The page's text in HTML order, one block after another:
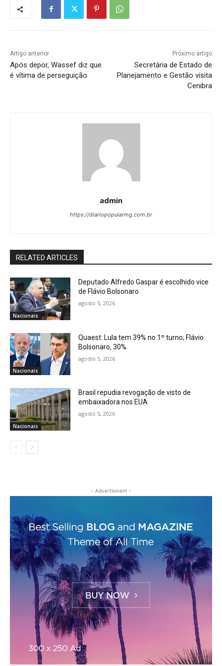
Artigo anterior
Após depor, Wassef diz que
é vítima de perseguição
Próximo artigo
Secretária de Estado de
Planejamento e Gestão visita
Cenibra
admin
https://diariopopularmg.com.br
RELATED ARTICLES
Nacionais
Deputado Alfredo Gaspar é escolhido vice
de Flávio Bolsonaro
agosto 5, 2026
Nacionais
Quaest: Lula tem 39% no 1º turno; Flávio
Bolsonaro, 30%
agosto 5, 2026
Nacionais
Brasil repudia revogação de visto de
embaixadora nos EUA
agosto 5, 2026
- Advertisment -